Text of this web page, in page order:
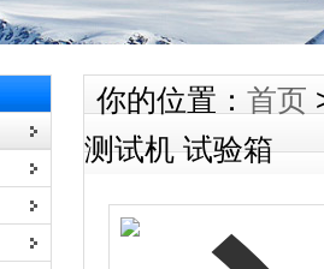
你的位置： 首页
测试机 试验箱